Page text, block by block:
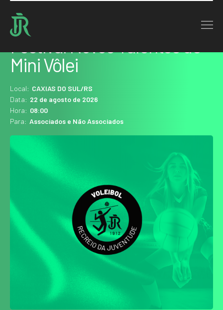
Home : Agenda
Mini Vôlei
Local: CAXIAS DO SUL/RS
Data: 22 de agosto de 2026
Hora: 08:00
Para: Associados e Não Associados